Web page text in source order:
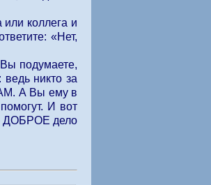
коллега и
«Нет,
подумаете,
никто за
А Вы ему в
И вот
ДОБРОЕ дело